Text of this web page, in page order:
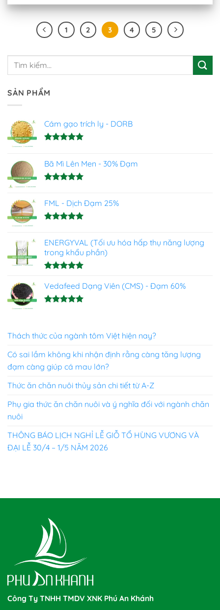
1 2 3 4 5
SẢN PHẨM
Cám gạo trích ly - DORB
5 sao
Bã Mì Lên Men - 30% Đạm
5 sao
FML - Dịch Đạm 25%
5 sao
ENERGYVAL (Tối ưu hóa hấp thụ năng lượng
trong khẩu phần)
hạng5.00
Vedafeed Dạng Viên (CMS) - Đạm 60%
Thách thức của ngành tôm Việt hiện nay?
Có sai lầm không khi nhận định rằng càng tăng lượng
đạm càng giúp cá mau lớn?
Thức ăn chăn nuôi thủy sản chi tiết từ A-Z
Phụ gia thức ăn chăn nuôi và ý nghĩa đối với ngành chăn
nuôi
THÔNG BÁO LỊCH NGHỈ LỄ GIỖ TỔ HÙNG VƯƠNG VÀ
ĐẠI LỄ 30/4 – 1/5 NĂM 2026
Công Ty TNHH TMDV XNK Phú An Khánh